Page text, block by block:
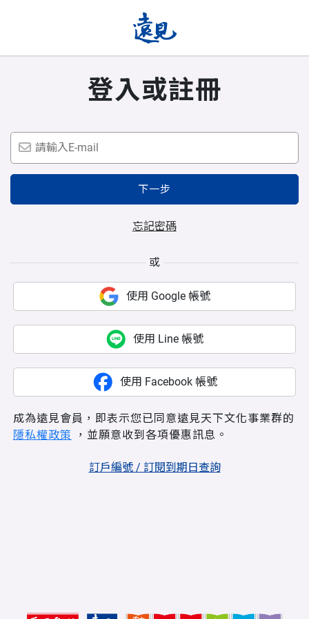
登入或註冊
下一步
忘記密碼
或
使用 Google 帳號
使用 Line 帳號
使用 Facebook 帳號
成為遠見會員，即表示您已同意遠見天下文化事業群的
隱私權政策 ，並願意收到各項優惠訊息。
訂戶編號 / 訂閱到期日查詢